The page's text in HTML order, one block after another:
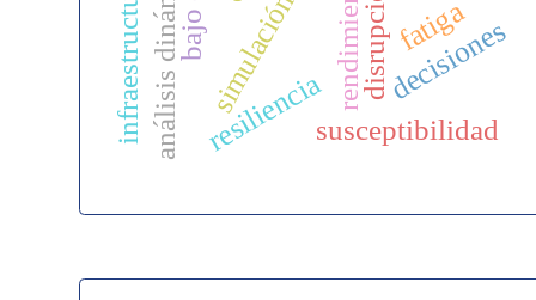
simulación
resiliencia
rendimiento decisiones
fatiga
susceptibilidad
análisis dinámico